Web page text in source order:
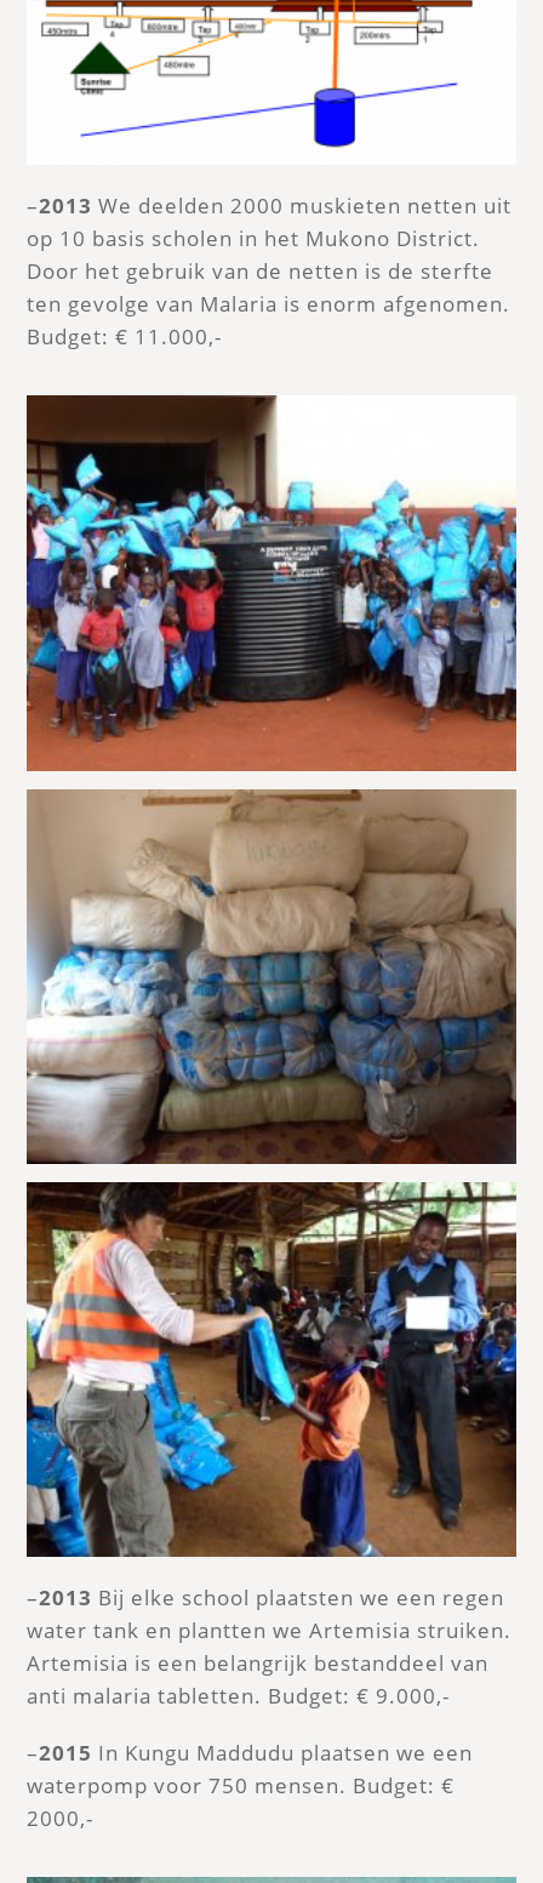
–2013 We deelden 2000 muskieten netten uit
op 10 basis scholen in het Mukono District.
Door het gebruik van de netten is de sterfte
ten gevolge van Malaria is enorm afgenomen.
Budget: € 11.000,-
–2013 Bij elke school plaatsten we een regen
water tank en plantten we Artemisia struiken.
Artemisia is een belangrijk bestanddeel van
anti malaria tabletten. Budget: € 9.000,-
–2015 In Kungu Maddudu plaatsen we een
waterpomp voor 750 mensen. Budget: €
2000,-